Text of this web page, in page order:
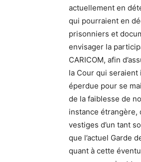
actuellement en
qui pourraient en
prisonniers et
envisager la
CARICOM, afin
la Cour qui seraient
éperdue pour se
de la faiblesse de
instance étrangère,
vestiges d’un tant
que l’actuel Garde
quant à cette